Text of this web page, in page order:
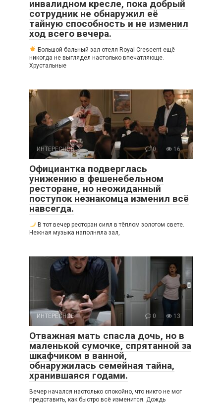
инвалидном кресле, пока добрый
сотрудник не обнаружил её
тайную способность и не изменил
ход всего вечера.
Большой бальный зал отеля Royal Crescent ещё
никогда не выглядел настолько впечатляюще.
Хрустальные
ИНТЕРЕСНОЕ 0 16
Официантка подверглась
унижению в фешенебельном
ресторане, но неожиданный
поступок незнакомца изменил всё
навсегда.
В тот вечер ресторан сиял в тёплом золотом свете.
Нежная музыка наполняла зал,
ИНТЕРЕСНОЕ 0 13
Отважная мать спасла дочь, но в
маленькой сумочке, спрятанной за
шкафчиком в ванной,
обнаружилась семейная тайна,
хранившаяся годами.
Вечер начался настолько спокойно, что никто не мог
представить, как быстро всё изменится. Дождь